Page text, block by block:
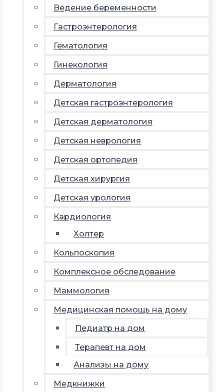
Ведение беременности
Гастроэнтерология
Гематология
Гинекология
Дерматология
Детская гастроэнтерология
Детская дерматология
Детская неврология
Детская ортопедия
Детская хирургия
Детская урология
Кардиология
Холтер
Кольпоскопия
Комплексное обследование
Маммология
Медицинская помощь на дому
Педиатр на дом
Терапевт на дом
Анализы на дому
Медкнижки